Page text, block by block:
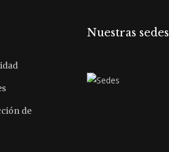
de
Nuestras sedes